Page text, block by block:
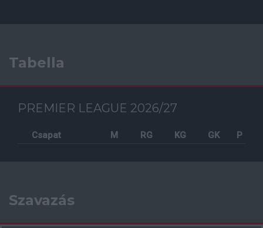
Tabella
PREMIER LEAGUE 2026/27
Csapat M RG KG GK P
Szavazás